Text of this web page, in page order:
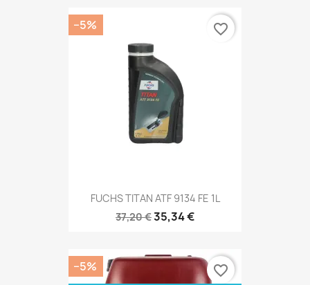
FUCHS TITAN ATF 9134 FE 1L
37,20 €35,34 €
−5% favorite_border
−5%
favorite_border